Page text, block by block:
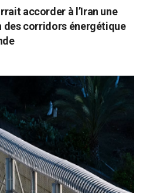
accorder à l’Iran une
des corridors énergétique